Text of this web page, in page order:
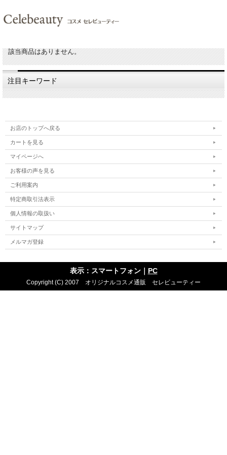
該当商品はありません。
注目キーワード
お店のトップへ戻る
カートを見る
マイページへ
お客様の声を見る
ご利用案内
特定商取引法表示
個人情報の取扱い
サイトマップ
メルマガ登録
表示：スマートフォン｜ PC
Copyright (C) 2007 オリジナルコスメ通販 セレビューティー